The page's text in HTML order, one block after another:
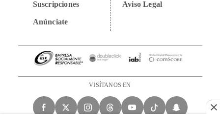
Suscripciones
Anúnciate
Aviso Legal
VISÍTANOS EN